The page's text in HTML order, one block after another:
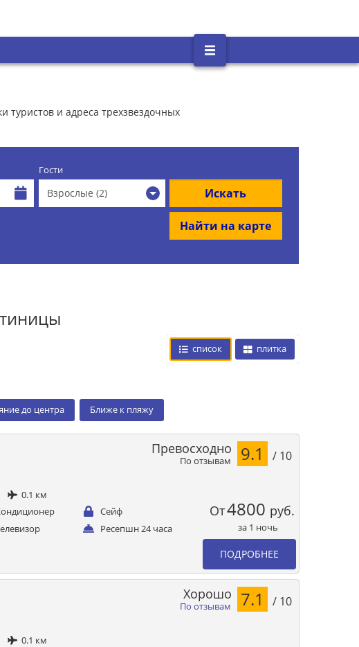
туристов и адреса трехзвездочных
Гости
Взрослые (2) Искать
Найти на карте
список плитка
до центра Ближе к пляжу
0.1 км
Сейф
Ресепшн 24 часа
По отзывам
Превосходно 9.1 / 10
От4800 руб.
за 1 ночь
ПОДРОБНЕЕ
0.1 км
По отзывам
Хорошо 7.1 / 10